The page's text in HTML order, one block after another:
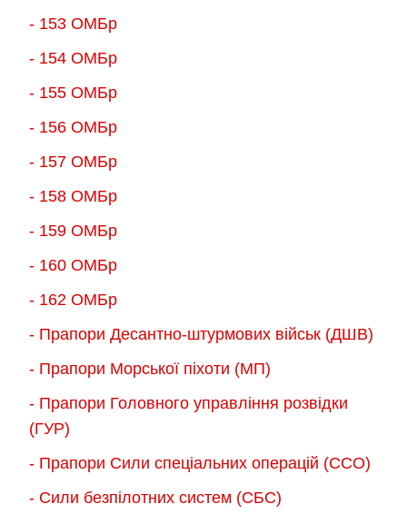
- 153 ОМБр
- 154 ОМБр
- 155 ОMБр
- 156 ОMБр
- 157 ОМБр
- 158 ОМБр
- 159 ОМБр
- 160 ОМБр
- 162 ОМБр
- Прапори Десантно-штурмових військ (ДШВ)
- Прапори Морської піхоти (МП)
- Прапори Головного управління розвідки
(ГУР)
- Прапори Сили спеціальних операцій (ССО)
- Сили безпілотних систем (СБС)